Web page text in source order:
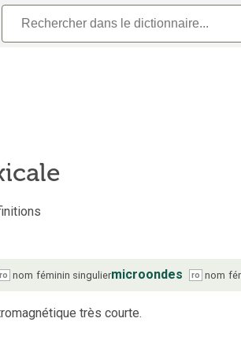
ro nom féminin singuliermicroondes ro nom
très courte.